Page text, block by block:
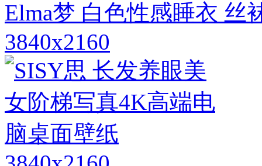
Elma梦 白色性感睡衣 丝
3840x2160